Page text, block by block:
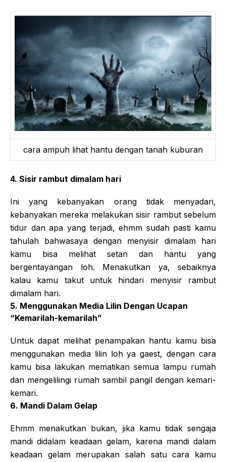
cara ampuh lihat hantu dengan tanah kuburan
4. Sisir rambut dimalam hari
Ini yang kebanyakan orang tidak menyadari,
kebanyakan mereka melakukan sisir rambut sebelum
tidur dan apa yang terjadi, ehmm sudah pasti kamu
tahulah bahwasaya dengan menyisir dimalam hari
kamu bisa melihat setan dan hantu yang
bergentayangan loh. Menakutkan ya, sebaiknya
kalau kamu takut untuk hindari menyisir rambut
dimalam hari.
5. Menggunakan Media Lilin Dengan Ucapan
“Kemarilah-kemarilah”
Untuk dapat melihat penampakan hantu kamu bisa
menggunakan media lilin loh ya gaest, dengan cara
kamu bisa lakukan mematikan semua lampu rumah
dan mengelilingi rumah sambil pangil dengan kemari-
kemari.
6. Mandi Dalam Gelap
Ehmm menakutkan bukan, jika kamu tidak sengaja
mandi didalam keadaan gelam, karena mandi dalam
keadaan gelam merupakan salah satu cara kamu